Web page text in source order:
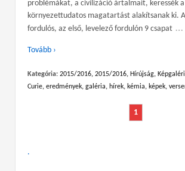
problémákat, a civilizáció ártalmait, keressék
környezettudatos magatartást alakítsanak ki.
fordulós, az első, levelező fordulón 9 csapat …
Tovább ›
Kategória: 2015/2016, 2015/2016, Hírújság,
Curie, eredmények, galéria, hírek, kémia, képek,
1
.